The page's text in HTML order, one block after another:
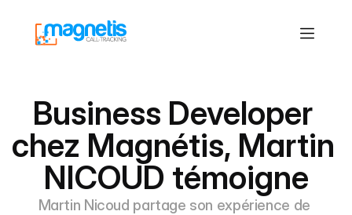
Business Developer
chez Magnétis, Martin
NICOUD témoigne
Martin Nicoud partage son expérience de